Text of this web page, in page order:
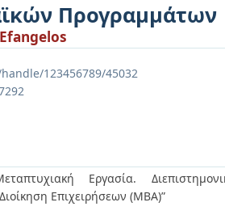
Προγραμμάτων
123456789/45032
Εργασία.
Επιχειρήσεων (ΜΒΑ)”